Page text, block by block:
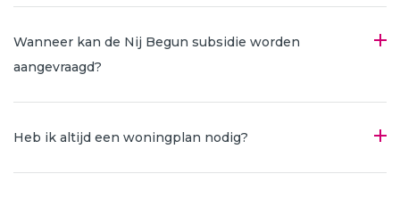
Wanneer kan de Nij Begun subsidie worden
aangevraagd?
Heb ik altijd een woningplan nodig?